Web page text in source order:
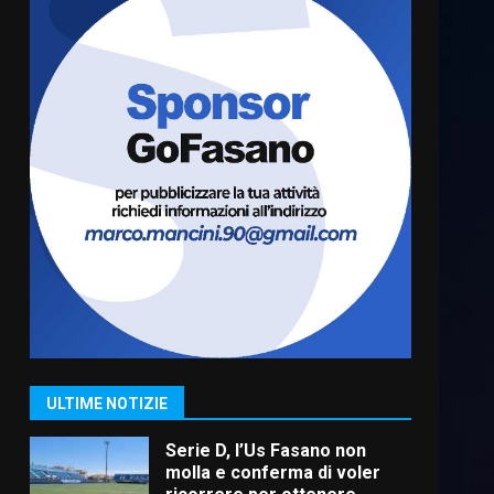
ULTIME NOTIZIE
“I Contestatori: Musica di
appuntamento con “Fasano in
Banda”
7 Agosto 2026 06:05
7
US Fasano, Scianaro:
“Profonda amarezza per
esclusione dal campionato di
calcio”
7 Agosto 2026 06:00
1
Grande successo per la
“Sagra del Pesce Spada” a
Serie D, l’Us Fasano non
molla e conferma di voler